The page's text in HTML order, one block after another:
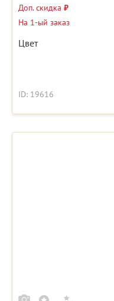
Доп. скидка ₽
На 1-ый заказ
Цвет
ID: 19616